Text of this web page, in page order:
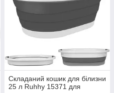
Складаний кошик для білизни
25 л Ruhhy 15371 для